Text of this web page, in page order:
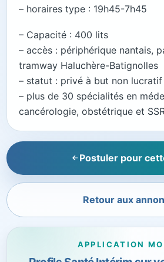
– horaires type : 19h45-7h45
– Capacité : 400 lits
– accès : périphérique nantais,
tramway Haluchère-Batignolles
– statut : privé à but non lucratif
– plus de 30 spécialités en
cancérologie, obstétrique et
Postuler pour
Retour aux
APPLICATION